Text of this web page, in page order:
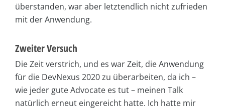
überstanden, war aber letztendlich nicht zufrieden
mit der Anwendung.
Zweiter Versuch
Die Zeit verstrich, und es war Zeit, die Anwendung
für die DevNexus 2020 zu überarbeiten, da ich –
wie jeder gute Advocate es tut – meinen Talk
natürlich erneut eingereicht hatte. Ich hatte mir